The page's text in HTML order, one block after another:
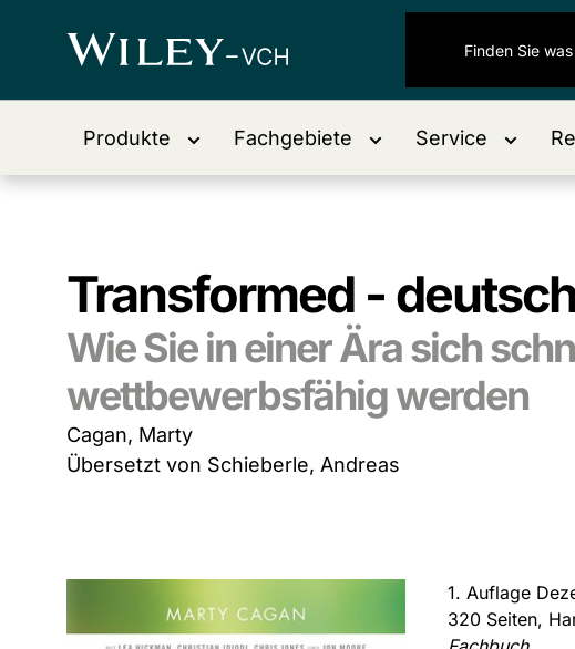
Produkte Fachgebiete Service
Transformed -
Wie Sie in einer Ära sich
wettbewerbsfähig werden
Cagan, Marty
Übersetzt von Schieberle, Andreas
1. Auflage
320 Seiten,